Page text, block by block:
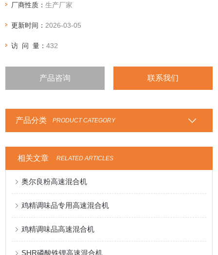
厂商性质：生产厂家
更新时间： 2026-03-05
访 问 量：432
产品咨询 联系我们
产品分类 PRODUCT CATEGORY
相关文章 RELATED ARTICLES
奥尔良粉高速混合机
鸡精调味品专用高速混合机
鸡精调味品高速混合机
SHR磷酸铁锂高速混合机